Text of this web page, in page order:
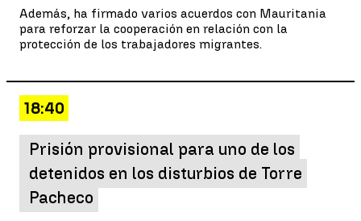
Además, ha firmado varios acuerdos con Mauritania
para reforzar la cooperación en relación con la
protección de los trabajadores migrantes.
18:40
Prisión provisional para uno de los
detenidos en los disturbios de Torre
Pacheco